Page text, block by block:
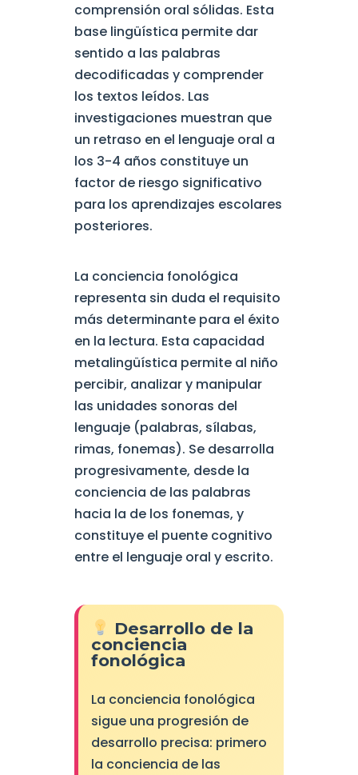
comprensión oral sólidas. Esta
base lingüística permite dar
sentido a las palabras
decodificadas y comprender
los textos leídos. Las
investigaciones muestran que
un retraso en el lenguaje oral a
los 3-4 años constituye un
factor de riesgo significativo
para los aprendizajes escolares
posteriores.
La conciencia fonológica
representa sin duda el requisito
más determinante para el éxito
en la lectura. Esta capacidad
metalingüística permite al niño
percibir, analizar y manipular
las unidades sonoras del
lenguaje (palabras, sílabas,
rimas, fonemas). Se desarrolla
progresivamente, desde la
conciencia de las palabras
hacia la de los fonemas, y
constituye el puente cognitivo
entre el lenguaje oral y escrito.
Desarrollo de la
conciencia
fonológica
La conciencia fonológica
sigue una progresión de
desarrollo precisa: primero
la conciencia de las